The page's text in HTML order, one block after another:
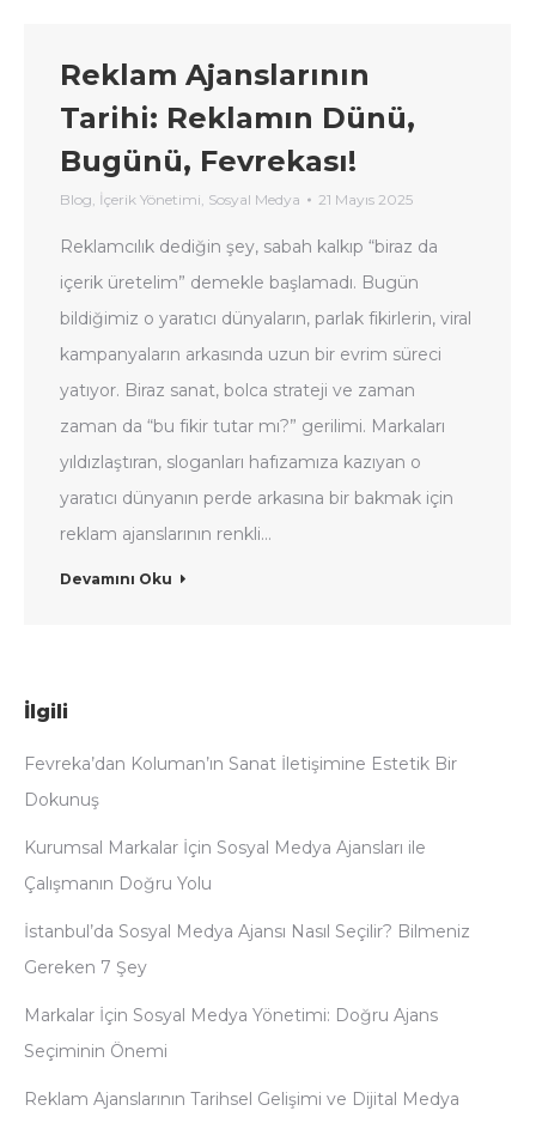
Reklam Ajanslarının
Tarihi: Reklamın Dünü,
Bugünü, Fevrekası!
Blog, İçerik Yönetimi, Sosyal Medya 21 Mayıs 2025
Reklamcılık dediğin şey, sabah kalkıp “biraz da
içerik üretelim” demekle başlamadı. Bugün
bildiğimiz o yaratıcı dünyaların, parlak fikirlerin, viral
kampanyaların arkasında uzun bir evrim süreci
yatıyor. Biraz sanat, bolca strateji ve zaman
zaman da “bu fikir tutar mı?” gerilimi. Markaları
yıldızlaştıran, sloganları hafızamıza kazıyan o
yaratıcı dünyanın perde arkasına bir bakmak için
reklam ajanslarının renkli…
Devamını Oku
İlgili
Fevreka’dan Koluman’ın Sanat İletişimine Estetik Bir
Dokunuş
Kurumsal Markalar İçin Sosyal Medya Ajansları ile
Çalışmanın Doğru Yolu
İstanbul’da Sosyal Medya Ajansı Nasıl Seçilir? Bilmeniz
Gereken 7 Şey
Markalar İçin Sosyal Medya Yönetimi: Doğru Ajans
Seçiminin Önemi
Reklam Ajanslarının Tarihsel Gelişimi ve Dijital Medya